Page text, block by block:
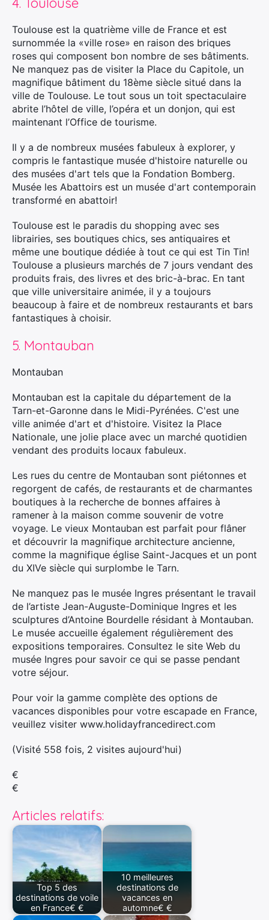
Toulouse est la quatrième ville de France et est
surnommée la «ville rose» en raison des briques
roses qui composent bon nombre de ses bâtiments.
Ne manquez pas de visiter la Place du Capitole, un
magnifique bâtiment du 18ème siècle situé dans la
ville de Toulouse. Le tout sous un toit spectaculaire
abrite l’hôtel de ville, l’opéra et un donjon, qui est
maintenant l’Office de tourisme.
Il y a de nombreux musées fabuleux à explorer, y
compris le fantastique musée d'histoire naturelle ou
des musées d'art tels que la Fondation Bomberg.
Musée les Abattoirs est un musée d'art contemporain
transformé en abattoir!
Toulouse est le paradis du shopping avec ses
librairies, ses boutiques chics, ses antiquaires et
même une boutique dédiée à tout ce qui est Tin Tin!
Toulouse a plusieurs marchés de 7 jours vendant des
produits frais, des livres et des bric-à-brac. En tant
que ville universitaire animée, il y a toujours
beaucoup à faire et de nombreux restaurants et bars
fantastiques à choisir.
5. Montauban
Montauban
Montauban est la capitale du département de la
Tarn-et-Garonne dans le Midi-Pyrénées. C'est une
ville animée d'art et d'histoire. Visitez la Place
Nationale, une jolie place avec un marché quotidien
vendant des produits locaux fabuleux.
Les rues du centre de Montauban sont piétonnes et
regorgent de cafés, de restaurants et de charmantes
boutiques à la recherche de bonnes affaires à
ramener à la maison comme souvenir de votre
voyage. Le vieux Montauban est parfait pour flâner
et découvrir la magnifique architecture ancienne,
comme la magnifique église Saint-Jacques et un pont
du XIVe siècle qui surplombe le Tarn.
Ne manquez pas le musée Ingres présentant le travail
de l’artiste Jean-Auguste-Dominique Ingres et les
sculptures d’Antoine Bourdelle résidant à Montauban.
Le musée accueille également régulièrement des
expositions temporaires. Consultez le site Web du
musée Ingres pour savoir ce qui se passe pendant
votre séjour.
Pour voir la gamme complète des options de
vacances disponibles pour votre escapade en France,
veuillez visiter www.holidayfrancedirect.com
(Visité 558 fois, 2 visites aujourd'hui)
€
€
Articles relatifs:
Top 5 des
destinations de voile
en France€ €
10 meilleures
destinations de
vacances en
automne€ €
×
Rechercher